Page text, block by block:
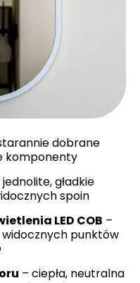
dobrane
komponenty
jednolite, gładkie
spoin
LED COB –
widocznych punktów
– ciepła, neutralna